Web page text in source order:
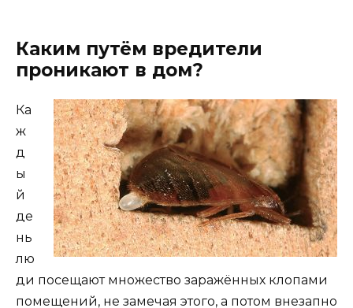
Каким путём вредители
проникают в дом?
Ка
ж
д
ы
й
де
нь
лю
ди посещают множество заражённых клопами
помещений, не замечая этого, а потом внезапно